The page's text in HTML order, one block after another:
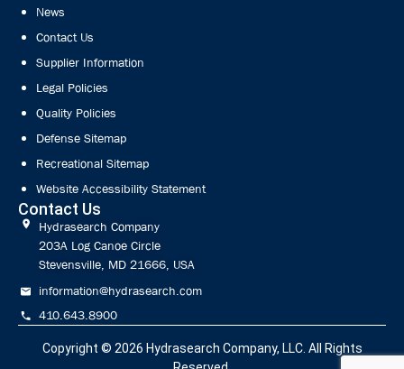
News
Contact Us
Supplier Information
Legal Policies
Quality Policies
Defense Sitemap
Recreational Sitemap
Website Accessibility Statement
Contact Us
Hydrasearch Company
203A Log Canoe Circle
Stevensville, MD 21666, USA
information@hydrasearch.com
410.643.8900
Copyright © 2026 Hydrasearch Company, LLC. All Rights